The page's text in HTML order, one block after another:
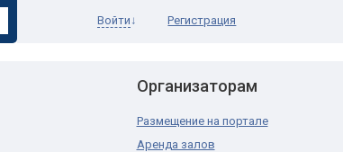
Войти ↓ Регистрация
Организаторам
Размещение на портале
Аренда залов